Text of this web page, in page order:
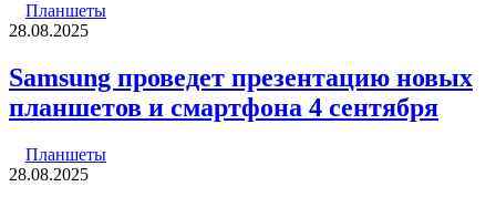
Планшеты
28.08.2025
Samsung проведет презентацию новых
планшетов и смартфона 4 сентября
Планшеты
28.08.2025